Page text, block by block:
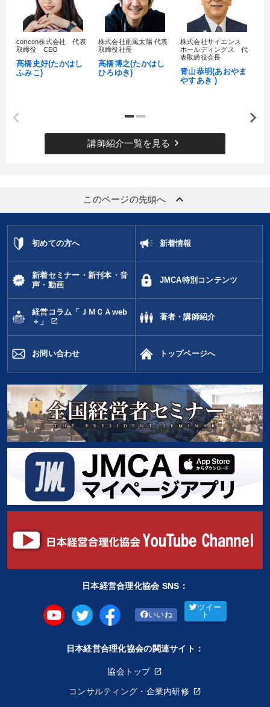
concon株式会社 代表
取締役 CEO
髙橋史好(たかはし
ふみこ)
株式会社雨風太陽 代表
取締役社長
高橋博之(たかはし
ひろゆき)
株式会社サイエンス
ホールディングス 代
表取締役会長
青山恭明(あおやま
やすあき )
講師紹介一覧を見る keyboard_arrow_right
このページの先頭へ keyboard_arrow_up
初めての方へ 新着情報
新着セミナー・新刊本・音
声・動画
JMCA特別コンテンツ
経営コラム「ＪＭＣＡweb
＋」
open_in_new
著者・講師紹介
お問い合わせ トップページへ
日本経営合理化協会 SNS：
いいね
ツイー
ト
日本経営合理化協会の関連サイト：
協会トップ
コンサルティング・企業内研修